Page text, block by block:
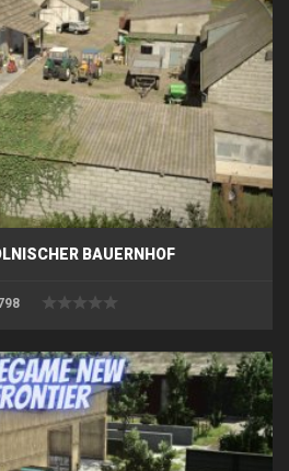
BAUERNHOF